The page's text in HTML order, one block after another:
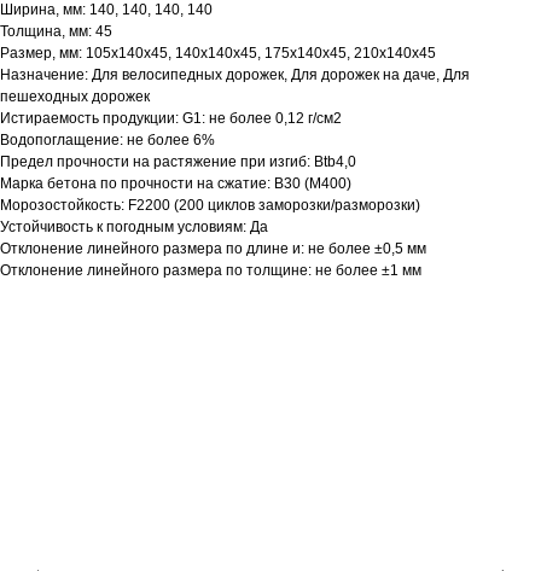
Ширина, мм: 140, 140, 140, 140
Толщина, мм: 45
Размер, мм: 105х140х45, 140х140х45, 175х140х45, 210х140х45
Назначение: Для велосипедных дорожек, Для дорожек на даче, Для
пешеходных дорожек
Истираемость продукции: G1: не более 0,12 г/см2
Водопоглащение: не более 6%
Предел прочности на растяжение при изгиб: Btb4,0
Марка бетона по прочности на сжатие: B30 (M400)
Морозостойкость: F2200 (200 циклов заморозки/разморозки)
Устойчивость к погодным условиям: Да
Отклонение линейного размера по длине и: не более ±0,5 мм
Отклонение линейного размера по толщине: не более ±1 мм